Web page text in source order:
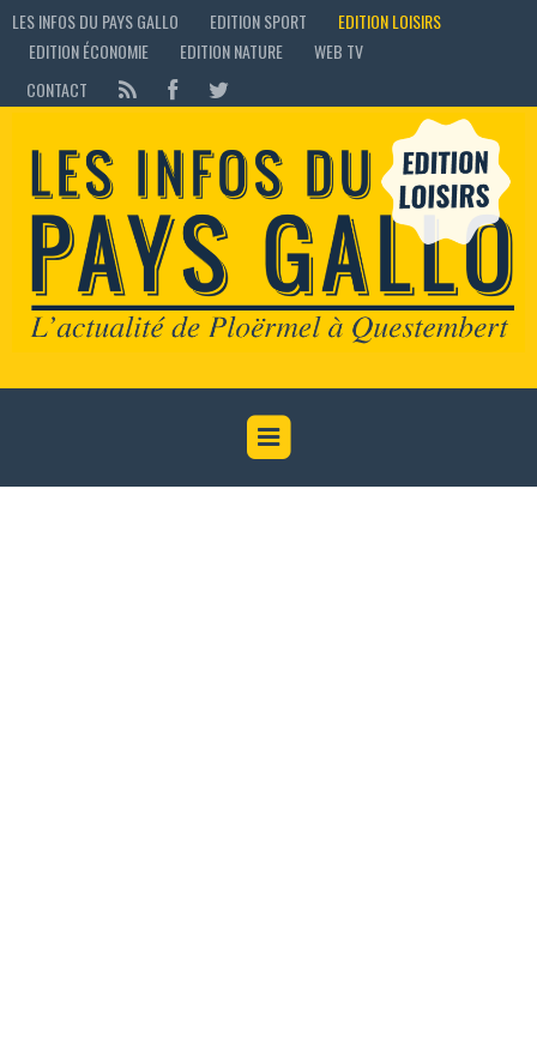
LES INFOS DU PAYS GALLO EDITION SPORT
EDITION LOISIRS
EDITION ÉCONOMIE
EDITION NATURE
WEB TV
CONTACT